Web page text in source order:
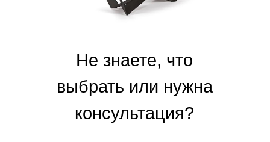
Не знаете, что
выбрать или нужна
консультация?